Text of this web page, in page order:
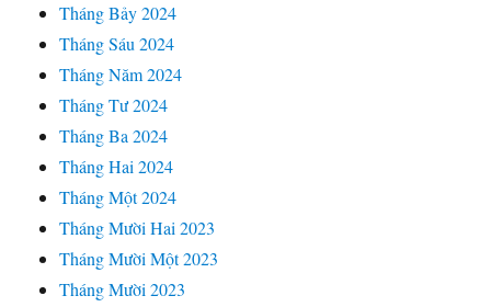
Tháng Bảy 2024
Tháng Sáu 2024
Tháng Năm 2024
Tháng Tư 2024
Tháng Ba 2024
Tháng Hai 2024
Tháng Một 2024
Tháng Mười Hai 2023
Tháng Mười Một 2023
Tháng Mười 2023